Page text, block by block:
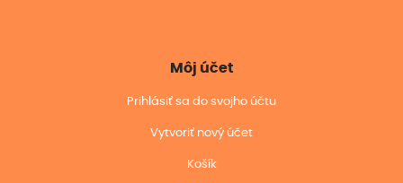
Môj účet
Prihlásiť sa do svojho účtu
Vytvoriť nový účet
Košík